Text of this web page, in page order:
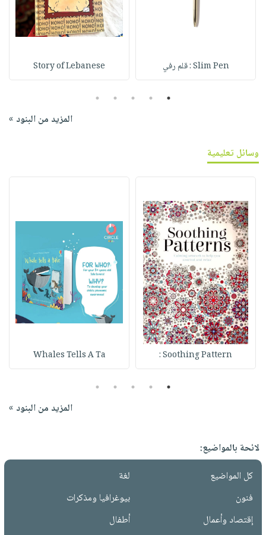
Slim Pen : قلم رفي Story of Lebanese
1
2
3
4
5
المزيد من البنود »
وسائل تعليمية
Soothing Pattern :
Whales Tells A Ta
1
2
3
4
5
المزيد من البنود »
لائحة بالمواضيع:
كل المواضيع
لغة
فنون
بيوغرافيا ومذكرات
إقتصاد وأعمال
أطفال